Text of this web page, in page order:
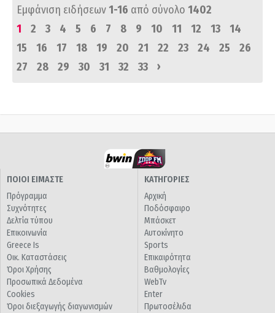
Εμφάνιση ειδήσεων1-16 από σύνολο 1402
1
2 3 4 5 6 7 8 9 10 11 12 13
14
15
16 17 18 19 20 21 22 23 24 25
26
27
28 29 30 31 32 33 ›
ΠΟΙΟΙ ΕΙΜΑΣΤΕ
Πρόγραμμα
Συχνότητες
Δελτία τύπου
Επικοινωνία
Greece Is
Οικ. Καταστάσεις
Όροι Χρήσης
Προσωπικά Δεδομένα
Cookies
Όροι διεξαγωγής διαγωνισμών
ΚΑΤΗΓΟΡΙΕΣ
Αρχική
Ποδόσφαιρο
Μπάσκετ
Αυτοκίνητο
Sports
Επικαιρότητα
Βαθμολογίες
WebTv
Enter
Πρωτοσέλιδα